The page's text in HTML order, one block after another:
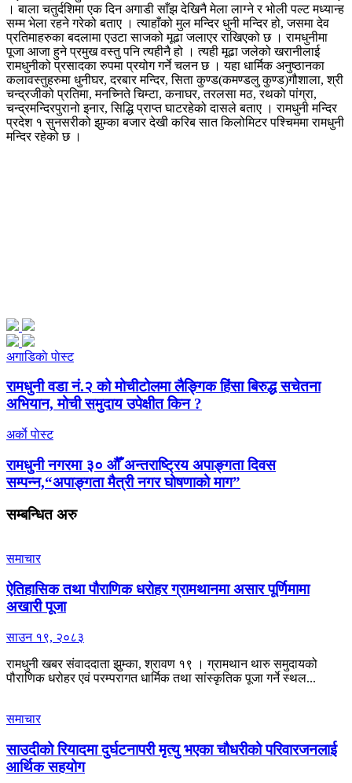
। बाला चतुर्दशिमा एक दिन अगाडी साँझ देखिनै मेला लाग्ने र भोली पल्ट मध्यान्ह
सम्म भेला रहने गरेको बताए । त्याहाँको मुल मन्दिर धुनी मन्दिर हो, जसमा देव
प्रतिमाहरुका बदलामा एउटा साजको मूढा जलाएर राखिएको छ । रामधुनीमा
पूजा आजा हुने प्रमुख वस्तु पनि त्यहीनै हो । त्यही मूढा जलेको खरानीलाई
रामधुनीको प्रसादका रुपमा प्रयोग गर्ने चलन छ । यहा धार्मिक अनुष्ठानका
कलावस्तुहरुमा धुनीघर, दरबार मन्दिर, सिता कुण्ड(कमण्डलु कुण्ड)गौशाला, श्री
चन्द्रजीको प्रतिमा, मनच्निते चिम्टा, कनाघर, तरलसा मठ, रथको पांग्रा,
चन्द्रमन्दिरपुरानो इनार, सिद्धि प्राप्त घाटरहेको दासले बताए । रामधुनी मन्दिर
प्रदेश १ सुनसरीको झुम्का बजार देखी करिब सात किलोमिटर पश्चिममा रामधुनी
मन्दिर रहेको छ ।
अगाडिकाे पाेस्ट
रामधुनी वडा नं.२ को मोचीटोलमा लैङ्गिक हिंसा बिरुद्ध सचेतना
अभियान, मोची समुदाय उपेक्षीत किन ?
अर्काे पाेस्ट
रामधुनी नगरमा ३० औँ अन्तराष्ट्रिय अपाङ्गता दिवस
सम्पन्न,“अपाङ्गता मैत्री नगर घोषणाको माग”
सम्बन्धितअरु
समाचार
ऐतिहासिक तथा पौराणिक धरोहर ग्रामथानमा असार पूर्णिमामा
अखारी पूजा
साउन १९, २०८३
रामधुनी खबर संवाददाता झुम्का, श्रावण १९ । ग्रामथान थारु समुदायको
पौराणिक धरोहर एवं परम्परागत धार्मिक तथा सांस्कृतिक पूजा गर्ने स्थल...
समाचार
साउदीको रियादमा दुर्घटनापरी मृत्यु भएका चौधरीको परिवारजनलाई
आर्थिक सहयोग